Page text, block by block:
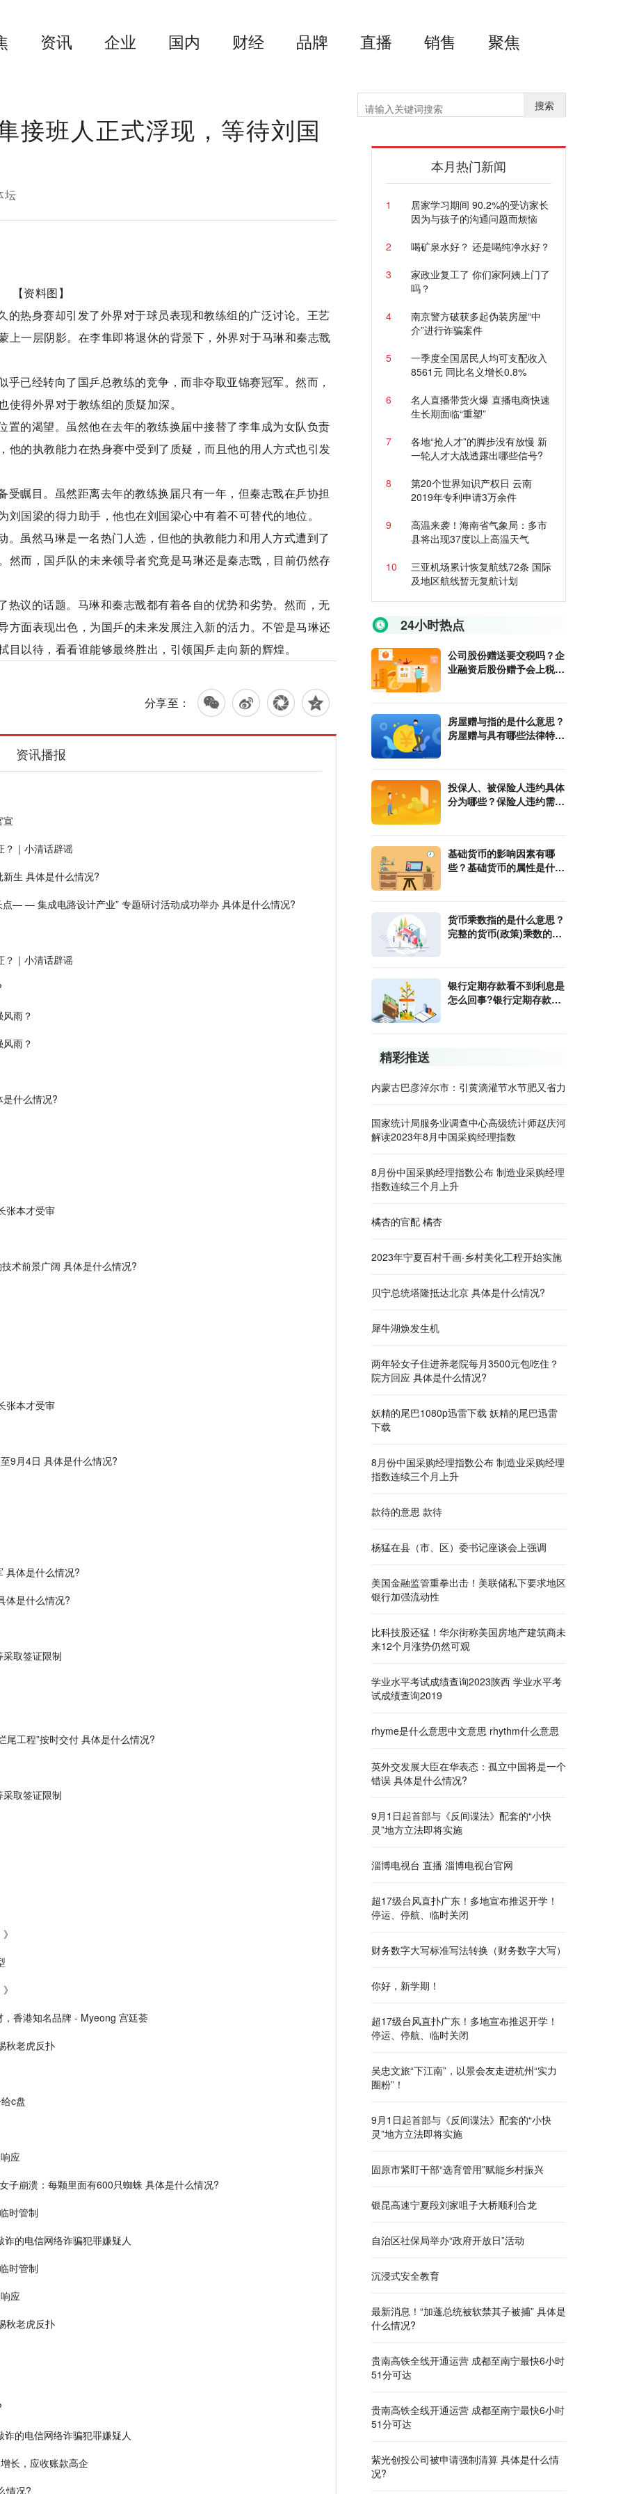
资讯 企业 国内 财经 品牌 直播 销售 聚焦
接班人正式浮现，等待刘国
坛
【资料图】
的热身赛却引发了外界对于球员表现和教练组的广泛讨论。王艺
上一层阴影。在李隼即将退休的背景下，外界对于马琳和秦志戬
已经转向了国乒总教练的竞争，而非夺取亚锦赛冠军。然而，
得外界对于教练组的质疑加深。
置的渴望。虽然他在去年的教练换届中接替了李隼成为女队负责
他的执教能力在热身赛中受到了质疑，而且他的用人方式也引发
瞩目。虽然距离去年的教练换届只有一年，但秦志戬在乒协担
国梁的得力助手，他也在刘国梁心中有着不可替代的地位。
虽然马琳是一名热门人选，但他的执教能力和用人方式遭到了
然而，国乒队的未来领导者究竟是马琳还是秦志戬，目前仍然存
热议的话题。马琳和秦志戬都有着各自的优势和劣势。然而，无
方面表现出色，为国乒的未来发展注入新的活力。不管是马琳还
以待，看看谁能够最终胜出，引领国乒走向新的辉煌。
分享至：
资讯播报
宣
？｜小清话辟谣
生 具体是什么情况?
— — 集成电路设计产业” 专题研讨活动成功举办 具体是什么情况?
？｜小清话辟谣
雨？
雨？
什么情况?
张本才受审
术前景广阔 具体是什么情况?
张本才受审
9月4日 具体是什么情况?
具体是什么情况?
体是什么情况?
取签证限制
尾工程”按时交付 具体是什么情况?
取签证限制
香港知名品牌 - Myeong 宫廷荟
秋老虎反扑
c盘
应
子崩溃：每颗里面有600只蜘蛛 具体是什么情况?
时管制
的电信网络诈骗犯罪嫌疑人
时管制
应
秋老虎反扑
的电信网络诈骗犯罪嫌疑人
长，应收账款高企
情况?
搜索
本月热门新闻
1
居家学习期间 90.2%的受访家长
因为与孩子的沟通问题而烦恼
2
喝矿泉水好？ 还是喝纯净水好？
3
家政业复工了 你们家阿姨上门了
吗？
4
南京警方破获多起伪装房屋“中
介”进行诈骗案件
5
一季度全国居民人均可支配收入
8561元 同比名义增长0.8%
6
名人直播带货火爆 直播电商快速
生长期面临“重塑”
7
各地“抢人才”的脚步没有放慢 新
一轮人才大战透露出哪些信号?
8
第20个世界知识产权日 云南
2019年专利申请3万余件
9
高温来袭！海南省气象局：多市
县将出现37度以上高温天气
10
三亚机场累计恢复航线72条 国际
及地区航线暂无复航计划
24小时热点
公司股份赠送要交税吗？企
业融资后股份赠予会上税
房屋赠与指的是什么意思？
房屋赠与具有哪些法律特
投保人、被保险人违约具体
分为哪些？保险人违约需要
基础货币的影响因素有哪
些？基础货币的属性是什
货币乘数指的是什么意思？
完整的货币(政策)乘数的计
银行定期存款看不到利息是
怎么回事?银行定期存款利
精彩推送
内蒙古巴彦淖尔市：引黄滴灌节水节肥又省力
国家统计局服务业调查中心高级统计师赵庆河
解读2023年8月中国采购经理指数
8月份中国采购经理指数公布 制造业采购经理
指数连续三个月上升
橘杏的官配 橘杏
2023年宁夏百村千画·乡村美化工程开始实施
贝宁总统塔隆抵达北京 具体是什么情况?
犀牛湖焕发生机
两年轻女子住进养老院每月3500元包吃住？
院方回应 具体是什么情况?
妖精的尾巴1080p迅雷下载 妖精的尾巴迅雷
下载
8月份中国采购经理指数公布 制造业采购经理
指数连续三个月上升
款待的意思 款待
杨猛在县（市、区）委书记座谈会上强调
美国金融监管重拳出击！美联储私下要求地区
银行加强流动性
比科技股还猛！华尔街称美国房地产建筑商未
来12个月涨势仍然可观
学业水平考试成绩查询2023陕西 学业水平考
试成绩查询2019
rhyme是什么意思中文意思 rhythm什么意思
英外交发展大臣在华表态：孤立中国将是一个
错误 具体是什么情况?
9月1日起首部与《反间谍法》配套的“小快
灵”地方立法即将实施
淄博电视台 直播 淄博电视台官网
超17级台风直扑广东！多地宣布推迟开学！
停运、停航、临时关闭
财务数字大写标准写法转换（财务数字大写）
你好，新学期！
超17级台风直扑广东！多地宣布推迟开学！
停运、停航、临时关闭
吴忠文旅“下江南”，以景会友走进杭州“实力
圈粉”！
9月1日起首部与《反间谍法》配套的“小快
灵”地方立法即将实施
固原市紧盯干部“选育管用”赋能乡村振兴
银昆高速宁夏段刘家咀子大桥顺利合龙
自治区社保局举办“政府开放日”活动
沉浸式安全教育
最新消息！“加蓬总统被软禁其子被捕” 具体是
什么情况?
贵南高铁全线开通运营 成都至南宁最快6小时
51分可达
贵南高铁全线开通运营 成都至南宁最快6小时
51分可达
紫光创投公司被申请强制清算 具体是什么情
况?